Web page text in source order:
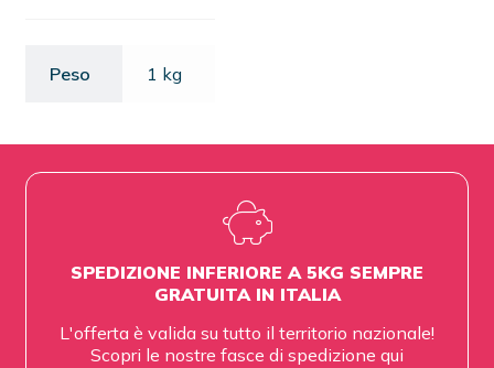
Peso 1 kg
SPEDIZIONE INFERIORE A 5KG SEMPRE
GRATUITA IN ITALIA
L'offerta è valida su tutto il territorio nazionale!
Scopri le nostre fasce di spedizione qui